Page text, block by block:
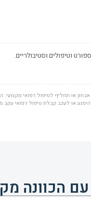
וטיפולים וסטיבולריים.
או תחליף לטיפול רפואי מקצועי.
או לעכב קבלת טיפול רפואי
הכוונה